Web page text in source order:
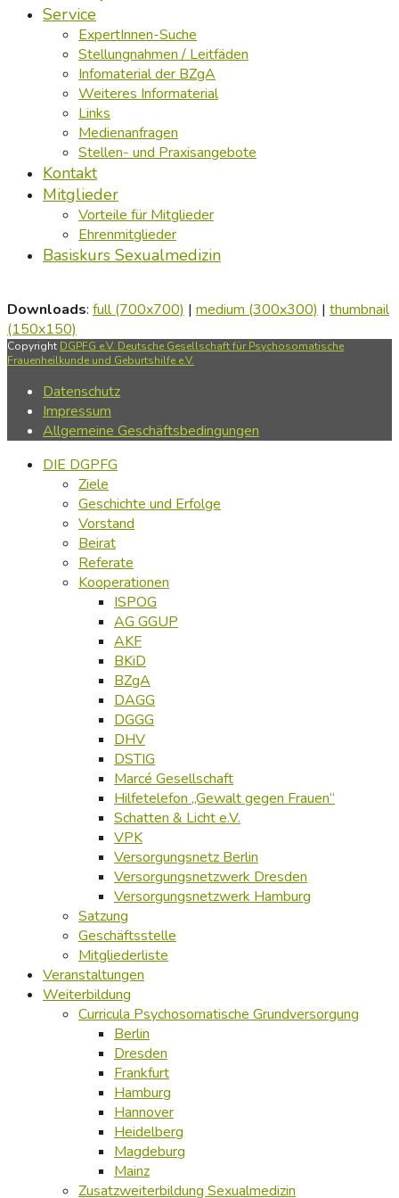
Service
ExpertInnen-Suche
Stellungnahmen / Leitfäden
Infomaterial der BZgA
Weiteres Informaterial
Links
Medienanfragen
Stellen- und Praxisangebote
Kontakt
Mitglieder
Vorteile für Mitglieder
Ehrenmitglieder
Basiskurs Sexualmedizin
Downloads: full (700x700) | medium (300x300) | thumbnail
(150x150)
Copyright DGPFG e.V. Deutsche Gesellschaft für Psychosomatische
Frauenheilkunde und Geburtshilfe e.V.
Datenschutz
Impressum
Allgemeine Geschäftsbedingungen
DIE DGPFG
Ziele
Geschichte und Erfolge
Vorstand
Beirat
Referate
Kooperationen
ISPOG
AG GGUP
AKF
BKiD
BZgA
DAGG
DGGG
DHV
DSTIG
Marcé Gesellschaft
Hilfetelefon „Gewalt gegen Frauen“
Schatten & Licht e.V.
VPK
Versorgungsnetz Berlin
Versorgungsnetzwerk Dresden
Versorgungsnetzwerk Hamburg
Satzung
Geschäftsstelle
Mitgliederliste
Veranstaltungen
Weiterbildung
Curricula Psychosomatische Grundversorgung
Berlin
Dresden
Frankfurt
Hamburg
Hannover
Heidelberg
Magdeburg
Mainz
Zusatzweiterbildung Sexualmedizin